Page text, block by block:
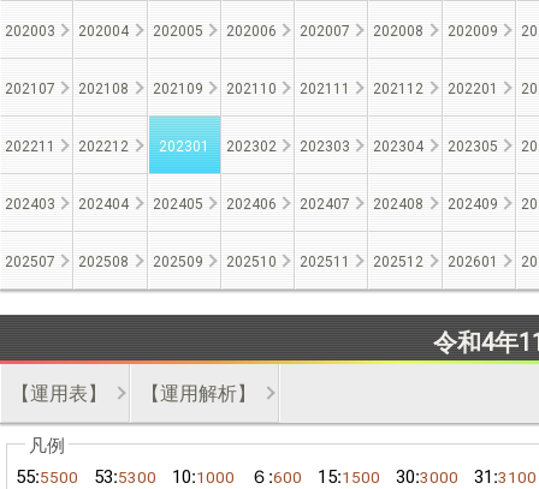
202003 202004 202005 202006 202007 202008 202009
202107 202108 202109 202110 202111 202112 202201
202211 202212 202301 202302 202303 202304 202305
202403 202404 202405 202406 202407 202408 202409
202507 202508 202509 202510 202511 202512 202601
令和4年
【運用表】 【運用解析】
55:5500 53:5300 10:1000 ６:600 15:1500 30:3000 31:3100